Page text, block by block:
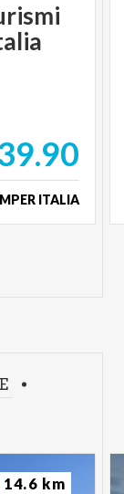
ITALIA
14.6 km